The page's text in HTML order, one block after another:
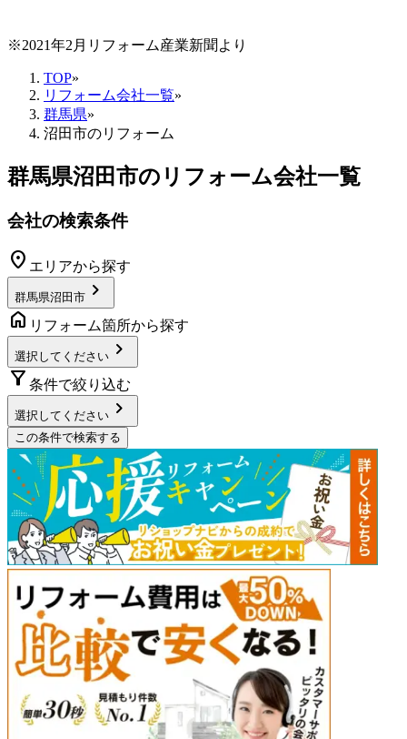
※2021年2月リフォーム産業新聞より
TOP»
リフォーム会社一覧»
群馬県»
沼田市のリフォーム
群馬県沼田市のリフォーム会社一覧
会社の検索条件
location_on エリアから探す
群馬県沼田市 chevron_right
home リフォーム箇所から探す
選択してください chevron_right
filter_alt 条件で絞り込む
選択してください chevron_right
この条件で検索する